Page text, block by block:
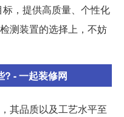
，提供高质量、个性化
测装置的选择上，不妨
? - 一起装修网
其品质以及工艺水平至